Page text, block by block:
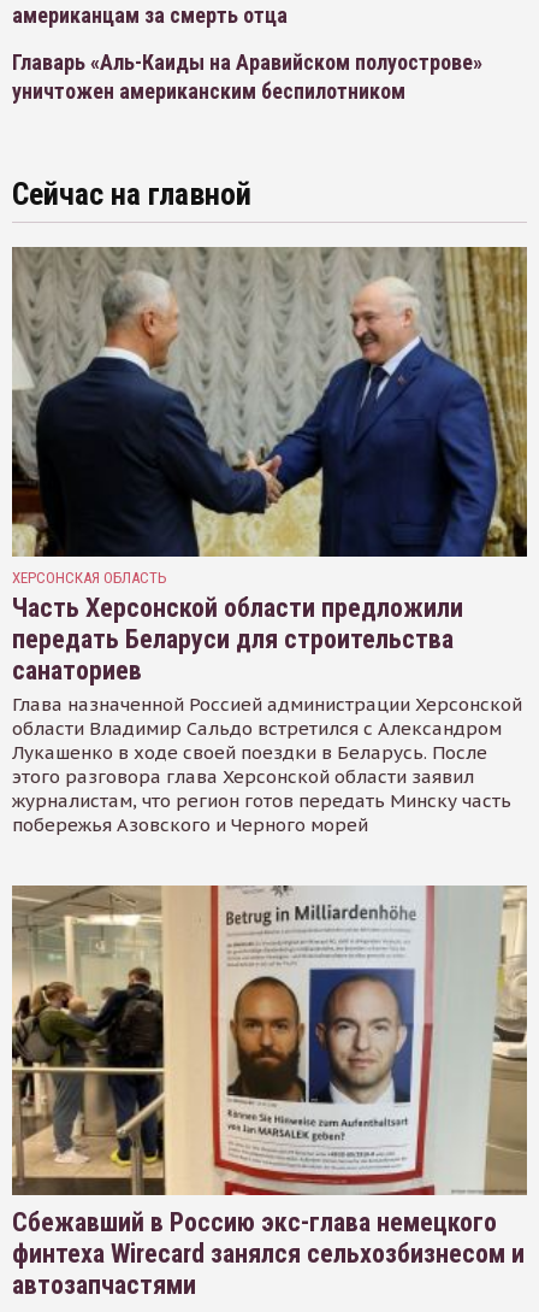
американцам за смерть отца
Главарь «Аль-Каиды на Аравийском полуострове»
уничтожен американским беспилотником
Сейчас на главной
ХЕРСОНСКАЯ ОБЛАСТЬ
Часть Херсонской области предложили
передать Беларуси для строительства
санаториев
Глава назначенной Россией администрации Херсонской
области Владимир Сальдо встретился с Александром
Лукашенко в ходе своей поездки в Беларусь. После
этого разговора глава Херсонской области заявил
журналистам, что регион готов передать Минску часть
побережья Азовского и Черного морей
Сбежавший в Россию экс-глава немецкого
финтеха Wirecard занялся сельхозбизнесом и
автозапчастями